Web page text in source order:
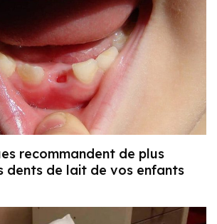
recommandent de plus
dents de lait de vos enfants